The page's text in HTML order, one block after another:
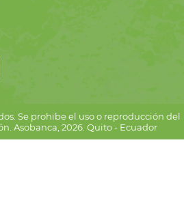
Se prohibe el uso o reproducción del
Asobanca, 2026. Quito - Ecuador